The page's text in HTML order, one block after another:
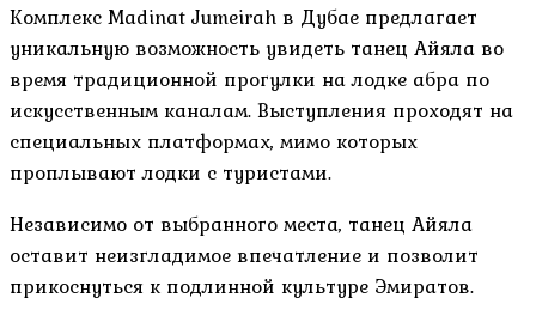
Комплекс Madinat Jumeirah в Дубае предлагает
уникальную возможность увидеть танец Айяла во
время традиционной прогулки на лодке абра по
искусственным каналам. Выступления проходят на
специальных платформах, мимо которых
проплывают лодки с туристами.
Независимо от выбранного места, танец Айяла
оставит неизгладимое впечатление и позволит
прикоснуться к подлинной культуре Эмиратов.